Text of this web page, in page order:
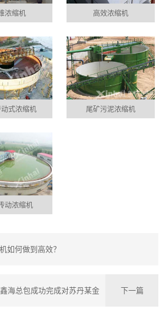
浓缩机 高效浓缩机
式浓缩机 尾矿污泥浓缩机
动浓缩机
如何做到高效？
鑫海总包成功完成对苏丹某金 下一篇